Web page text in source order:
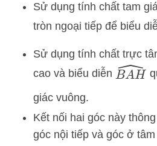
Sử dụng tính chất tam
tròn ngoại tiếp để biểu
Sử dụng tính chất trực
cao và biểu diễn BA H^
giác vuông.
Kết nối hai góc này
góc nội tiếp và góc ở